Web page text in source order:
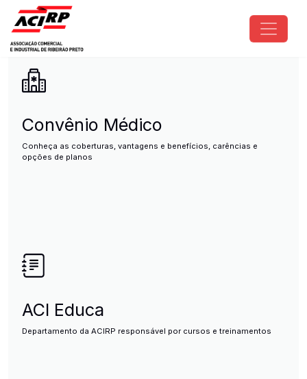
Pular para o conteúdo principal
ACIRP - Associação Comercial
Convênio Médico
Conheça as coberturas, vantagens e benefícios, carências e
opções de planos
ACI Educa
Departamento da ACIRP responsável por cursos e treinamentos